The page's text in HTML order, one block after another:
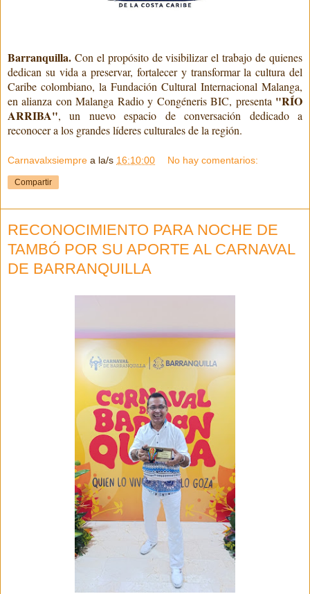
Barranquilla. Con el propósito de visibilizar el trabajo de quienes
dedican su vida a preservar, fortalecer y transformar la cultura del
Caribe colombiano, la Fundación Cultural Internacional Malanga,
en alianza con Malanga Radio y Congéneris BIC, presenta "RÍO
ARRIBA", un nuevo espacio de conversación dedicado a
reconocer a los grandes líderes culturales de la región.
Carnavalxsiempre a la/s 16:10:00 No hay comentarios:
Compartir
RECONOCIMIENTO PARA NOCHE DE
TAMBÓ POR SU APORTE AL CARNAVAL
DE BARRANQUILLA